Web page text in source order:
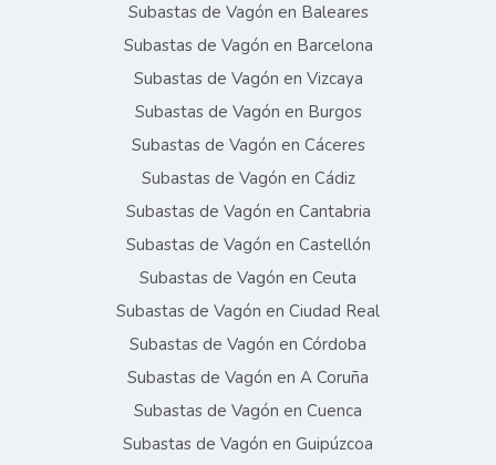
Subastas de Vagón en Baleares
Subastas de Vagón en Barcelona
Subastas de Vagón en Vizcaya
Subastas de Vagón en Burgos
Subastas de Vagón en Cáceres
Subastas de Vagón en Cádiz
Subastas de Vagón en Cantabria
Subastas de Vagón en Castellón
Subastas de Vagón en Ceuta
Subastas de Vagón en Ciudad Real
Subastas de Vagón en Córdoba
Subastas de Vagón en A Coruña
Subastas de Vagón en Cuenca
Subastas de Vagón en Guipúzcoa